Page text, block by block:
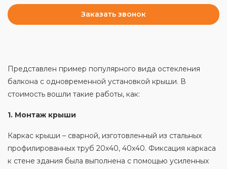
Заказать звонок
Представлен пример популярного вида остекления
балкона с одновременной установкой крыши. В
стоимость вошли такие работы, как:
1. Монтаж крыши
Каркас крыши – сварной, изготовленный из стальных
профилированных труб 20х40, 40х40. Фиксация каркаса
к стене здания была выполнена с помощью усиленных